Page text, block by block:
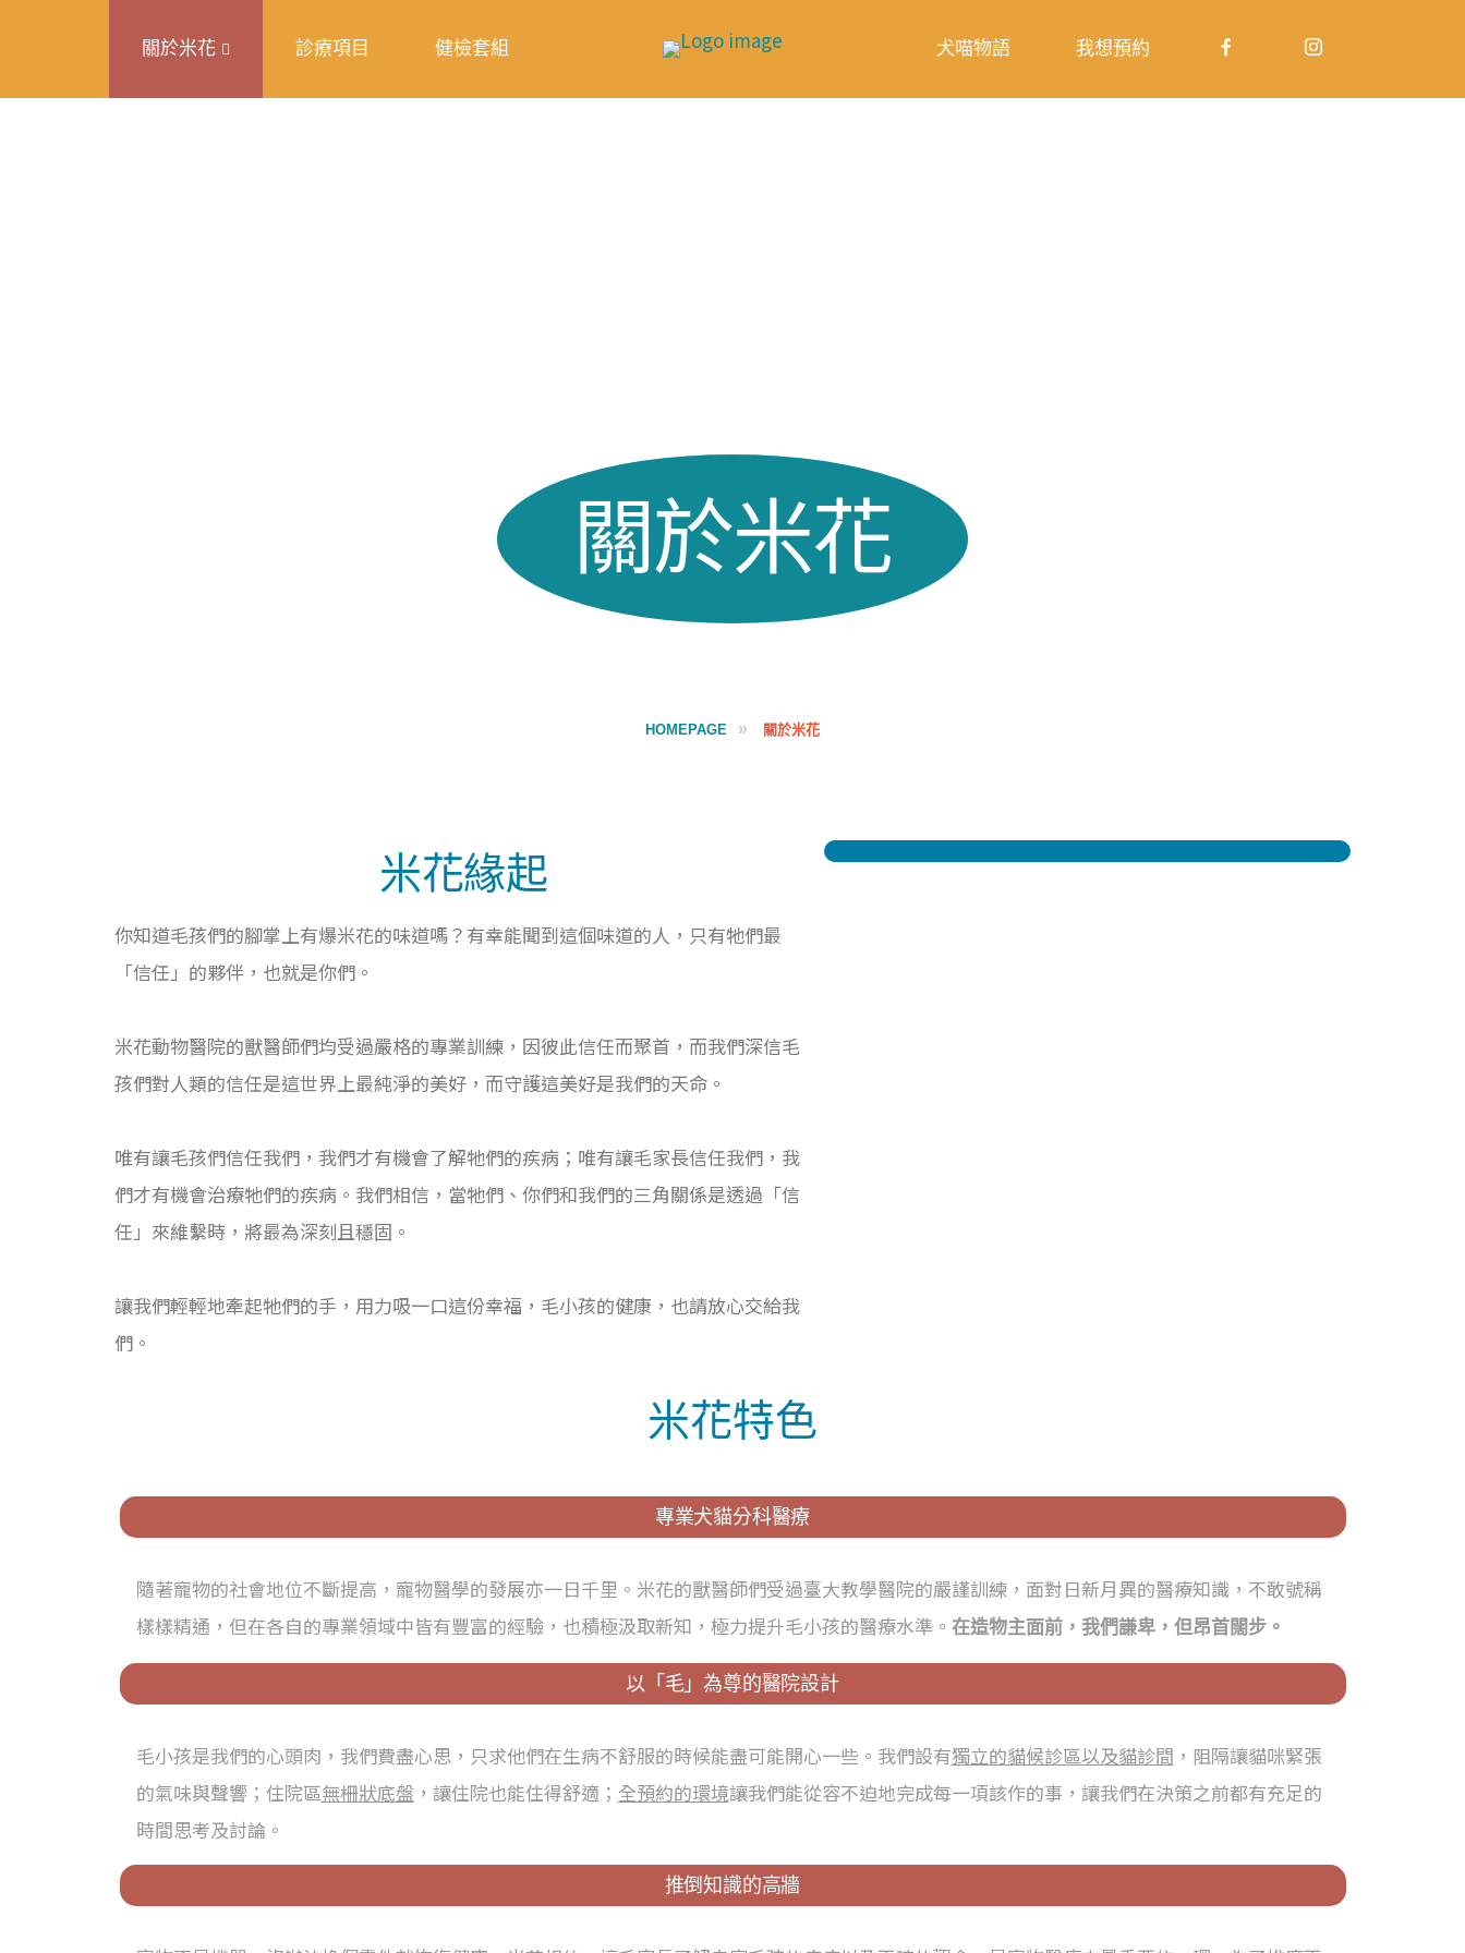
關於米花 診療項目 健檢套組 犬喵物語 我想預約
關於米花
HOMEPAGE 關於米花
米花緣起
你知道毛孩們的腳掌上有爆米花的味道嗎？有幸能聞到這個味道的人，只有牠們最
「信任」的夥伴，也就是你們。
米花動物醫院的獸醫師們均受過嚴格的專業訓練，因彼此信任而聚首，而我們深信毛
孩們對人類的信任是這世界上最純淨的美好，而守護這美好是我們的天命。
唯有讓毛孩們信任我們，我們才有機會了解牠們的疾病；唯有讓毛家長信任我們，我
們才有機會治療牠們的疾病。我們相信，當牠們、你們和我們的三角關係是透過「信
任」來維繫時，將最為深刻且穩固。
讓我們輕輕地牽起牠們的手，用力吸一口這份幸福，毛小孩的健康，也請放心交給我
們。
米花特色
專業犬貓分科醫療
隨著寵物的社會地位不斷提高，寵物醫學的發展亦一日千里。米花的獸醫師們受過臺大教學醫院的嚴謹訓練，面對日新月異的醫療知識，不敢號稱
樣樣精通，但在各自的專業領域中皆有豐富的經驗，也積極汲取新知，極力提升毛小孩的醫療水準。 在造物主面前，我們謙卑，但昂首闊步。
以「毛」為尊的醫院設計
毛小孩是我們的心頭肉，我們費盡心思，只求他們在生病不舒服的時候能盡可能開心一些。我們設有獨立的貓候診區以及貓診間 ，阻隔讓貓咪緊張
的氣味與聲響；住院區無柵狀底盤 ，讓住院也能住得舒適； 全預約的環境讓我們能從容不迫地完成每一項該作的事，讓我們在決策之前都有充足的
時間思考及討論。
推倒知識的高牆